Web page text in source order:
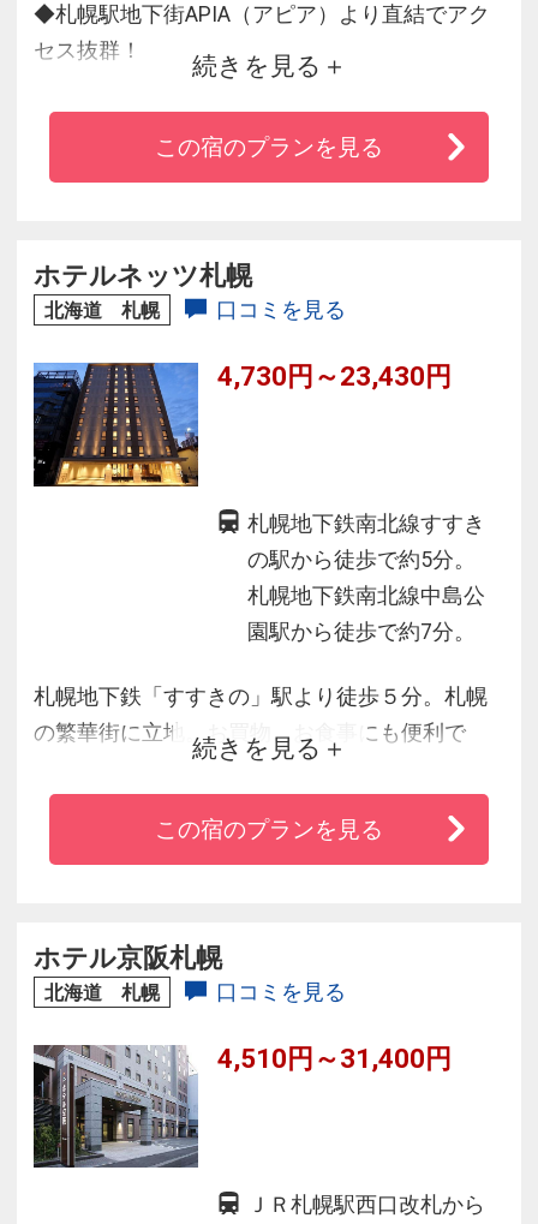
◆札幌駅地下街APIA（アピア）より直結でアク
セス抜群！
◆自動チェックアウトシステムを導入し、より
便利に。
◆エレベーターはカードキーをかざす仕組みで
続きを見る
この宿のプランを見る
ホテルネッツ札幌
北海道 札幌 口コミを見る
4,730円～23,430円
札幌地下鉄南北線すすき
の駅から徒歩で約5分。
札幌地下鉄南北線中島公
園駅から徒歩で約7分。
札幌地下鉄「すすきの」駅より徒歩５分。札幌
の繁華街に立地。お買物、お食事にも便利で
す。また、全室禁煙ルームを採用、１階ロビー
と客室階３フロアーに喫煙コーナーを設けまし
た。お部屋は全室「バス・トイレ・洗面台」３
のブッフェスタイル。お部屋へのコーヒーのお
持ち帰りも可能です。
続きを見る
この宿のプランを見る
ホテル京阪札幌
北海道 札幌 口コミを見る
4,510円～31,400円
ＪＲ札幌駅西口改札から